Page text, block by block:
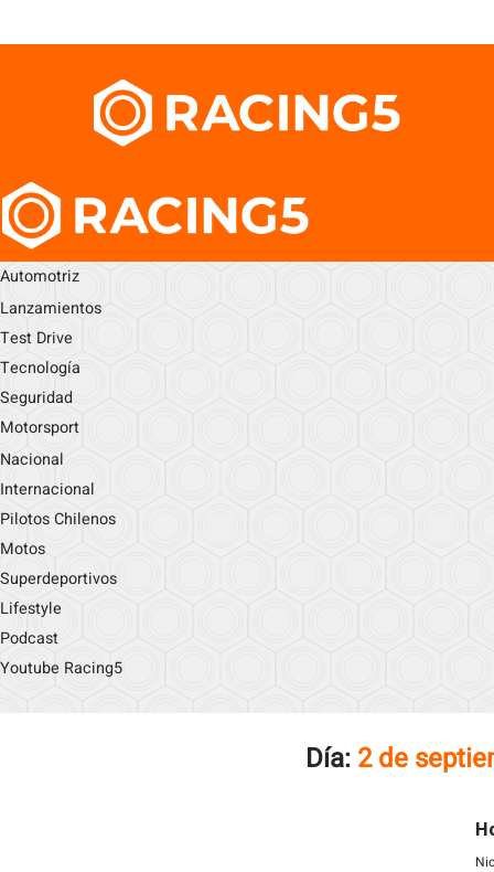
Automotriz
Lanzamientos
Test Drive
Tecnología
Seguridad
Motorsport
Nacional
Internacional
Pilotos Chilenos
Motos
Superdeportivos
Lifestyle
Podcast
Youtube Racing5
Día: 2 de